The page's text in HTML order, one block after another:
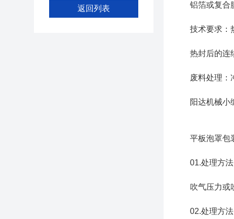
铝箔或复合膜
技术要求：热
热封后的连续
废料处理：冲
阳达机械小编
平板泡罩包装
01.处理方法
吹气压力或吹
02.处理方法
返回列表